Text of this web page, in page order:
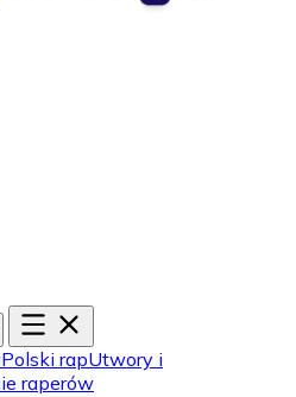
Polski rapUtwory i
raperów